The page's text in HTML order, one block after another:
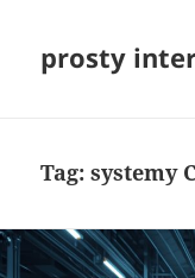
prosty
Tag:systemy